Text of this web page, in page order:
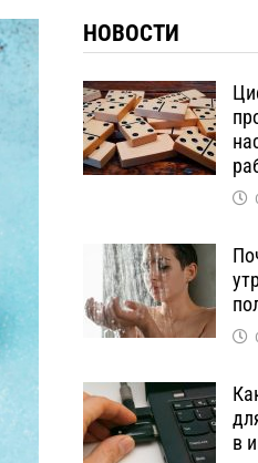
НОВОСТИ
в